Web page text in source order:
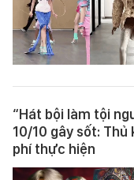
“Hát bội làm tội
10/10 gây sốt: Thủ
phí thực hiện